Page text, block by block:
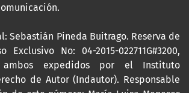
Sebastián Pineda Buitrago. Reserva de
Exclusivo No: 04-2015-022711G#3200,
ambos expedidos por el Instituto
de Autor (Indautor). Responsable